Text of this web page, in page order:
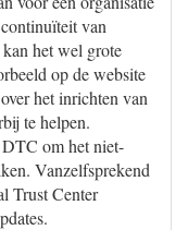
van
kan het wel grote
op de website
het inrichten van
te helpen.
DTC om het niet-
Vanzelfsprekend
Trust Center